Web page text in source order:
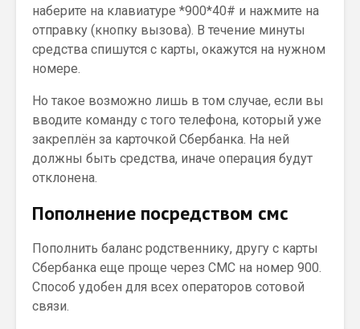
наберите на клавиатуре *900*40# и нажмите на
отправку (кнопку вызова). В течение минуты
средства спишутся с карты, окажутся на нужном
номере.
Но такое возможно лишь в том случае, если вы
вводите команду с того телефона, который уже
закреплён за карточкой Сбербанка. На ней
должны быть средства, иначе операция будут
отклонена.
Пополнение посредством смс
Пополнить баланс родственнику, другу с карты
Сбербанка еще проще через СМС на номер 900.
Способ удобен для всех операторов сотовой
связи.